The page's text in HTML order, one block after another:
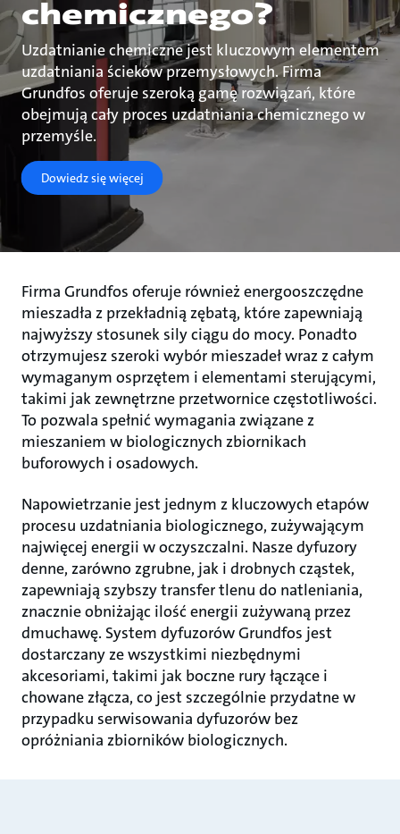
chemicznego?
Uzdatnianie chemiczne jest kluczowym elementem
uzdatniania ścieków przemysłowych. Firma
Grundfos oferuje szeroką gamę rozwiązań, które
obejmują cały proces uzdatniania chemicznego w
przemyśle.
Dowiedz się więcej
Firma Grundfos oferuje również energooszczędne
mieszadła z przekładnią zębatą, które zapewniają
najwyższy stosunek sily ciągu do mocy. Ponadto
otrzymujesz szeroki wybór mieszadeł wraz z całym
wymaganym osprzętem i elementami sterującymi,
takimi jak zewnętrzne przetwornice częstotliwości.
To pozwala spełnić wymagania związane z
mieszaniem w biologicznych zbiornikach
buforowych i osadowych.
Napowietrzanie jest jednym z kluczowych etapów
procesu uzdatniania biologicznego, zużywającym
najwięcej energii w oczyszczalni. Nasze dyfuzory
denne, zarówno zgrubne, jak i drobnych cząstek,
zapewniają szybszy transfer tlenu do natleniania,
znacznie obniżając ilość energii zużywaną przez
dmuchawę. System dyfuzorów Grundfos jest
dostarczany ze wszystkimi niezbędnymi
akcesoriami, takimi jak boczne rury łączące i
chowane złącza, co jest szczególnie przydatne w
przypadku serwisowania dyfuzorów bez
opróżniania zbiorników biologicznych.